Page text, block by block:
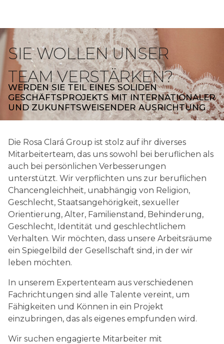
SIE WOLLEN UNSER
TEAM VERSTÄRKEN?
WERDEN SIE TEIL EINES SOLIDEN
GESCHÄFTSPROJEKTS MIT INTERNATIONALER
UND ZUKUNFTSWEISENDER AUSRICHTUNG
Die Rosa Clará Group ist stolz auf ihr diverses
Mitarbeiterteam, das uns sowohl bei beruflichen als
auch bei persönlichen Verbesserungen
unterstützt. Wir verpflichten uns zur beruflichen
Chancengleichheit, unabhängig von Religion,
Geschlecht, Staatsangehörigkeit, sexueller
Orientierung, Alter, Familienstand, Behinderung,
Geschlecht, Identität und geschlechtlichem
Verhalten. Wir möchten, dass unsere Arbeitsräume
ein Spiegelbild der Gesellschaft sind, in der wir
leben möchten.
In unserem Expertenteam aus verschiedenen
Fachrichtungen sind alle Talente vereint, um
Fähigkeiten und Können in ein Projekt
einzubringen, das als eigenes empfunden wird.
Wir suchen engagierte Mitarbeiter mit